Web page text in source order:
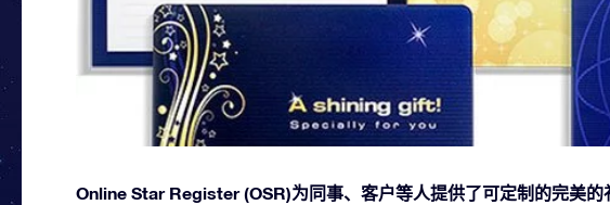
Online Star Register (OSR)为同事、客户等人提供了可定制的完美